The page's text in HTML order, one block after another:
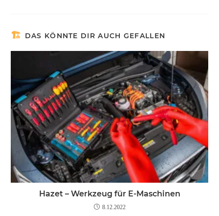
DAS KÖNNTE DIR AUCH GEFALLEN
Hazet – Werkzeug für E-Maschinen
8.12.2022